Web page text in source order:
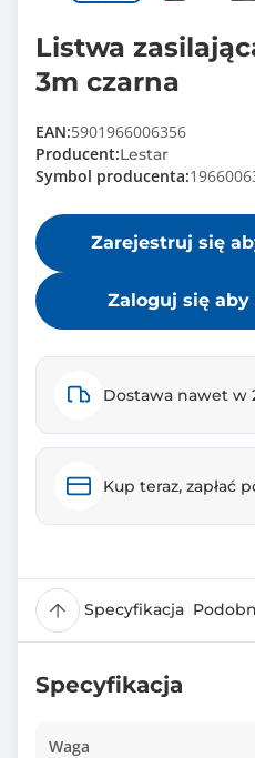
Listwa
3m czarna
EAN:5901966006356
Producent:Lestar
Symbol producenta:
Zarejestruj się
Zaloguj się aby
Dostawa nawet w
Kup teraz, zapłać
Specyfikacja
Specyfikacja
Waga